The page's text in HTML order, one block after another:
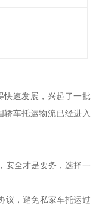
快速发展，兴起了一批
车托运物流已经进入
安全才是要务，选择一
议，避免私家车托运过